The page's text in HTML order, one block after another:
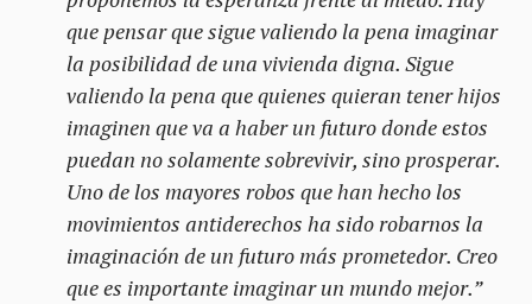
que pensar que sigue valiendo la pena imaginar
la posibilidad de una vivienda digna. Sigue
valiendo la pena que quienes quieran tener hijos
imaginen que va a haber un futuro donde estos
puedan no solamente sobrevivir, sino prosperar.
Uno de los mayores robos que han hecho los
movimientos antiderechos ha sido robarnos la
imaginación de un futuro más prometedor. Creo
que es importante imaginar un mundo mejor.”